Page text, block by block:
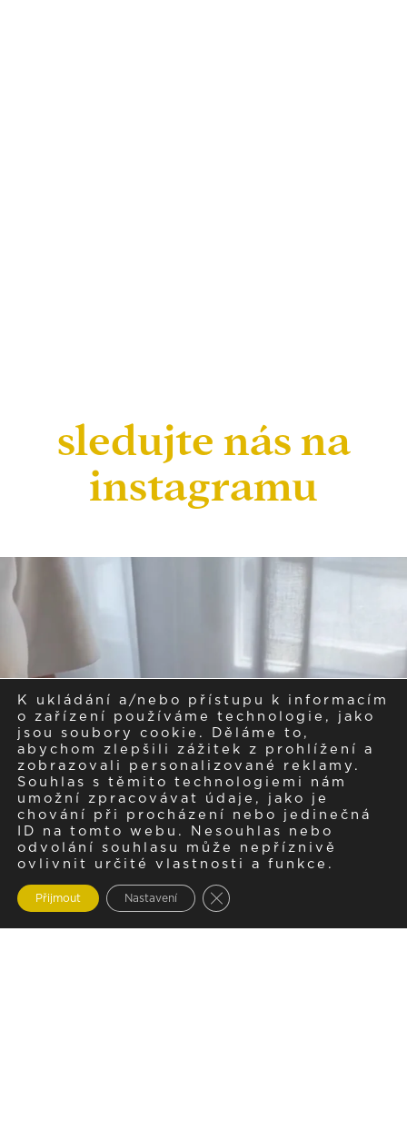
sledujte nás na
instagramu
K ukládání a/nebo přístupu k informacím
o zařízení používáme technologie, jako
jsou soubory cookie. Děláme to,
abychom zlepšili zážitek z prohlížení a
zobrazovali personalizované reklamy.
Souhlas s těmito technologiemi nám
umožní zpracovávat údaje, jako je
chování při procházení nebo jedinečná
ID na tomto webu. Nesouhlas nebo
odvolání souhlasu může nepříznivě
ovlivnit určité vlastnosti a funkce.
Přijmout Nastavení Zavřít cookie lištu GDPR